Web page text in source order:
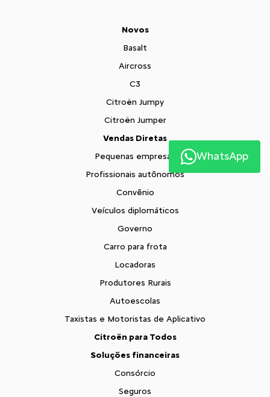
Novos
Basalt
Aircross
C3
Citroën Jumpy
Citroën Jumper
Vendas Diretas
Pequenas empresas
Profissionais autônomos
Convênio
Veículos diplomáticos
Governo
Carro para frota
Locadoras
Produtores Rurais
Autoescolas
Taxistas e Motoristas de Aplicativo
Citroën para Todos
Soluções financeiras
Consórcio
Seguros
WhatsApp